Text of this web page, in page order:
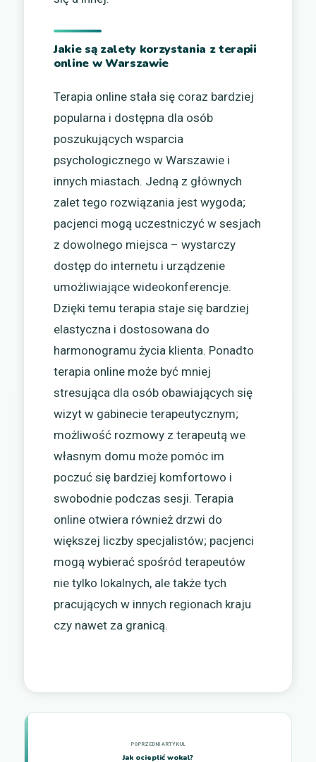
Jakie są zalety korzystania z terapii
online w Warszawie
Terapia online stała się coraz bardziej
popularna i dostępna dla osób
poszukujących wsparcia
psychologicznego w Warszawie i
innych miastach. Jedną z głównych
zalet tego rozwiązania jest wygoda;
pacjenci mogą uczestniczyć w sesjach
z dowolnego miejsca – wystarczy
dostęp do internetu i urządzenie
umożliwiające wideokonferencje.
Dzięki temu terapia staje się bardziej
elastyczna i dostosowana do
harmonogramu życia klienta. Ponadto
terapia online może być mniej
stresująca dla osób obawiających się
wizyt w gabinecie terapeutycznym;
możliwość rozmowy z terapeutą we
własnym domu może pomóc im
poczuć się bardziej komfortowo i
swobodnie podczas sesji. Terapia
online otwiera również drzwi do
większej liczby specjalistów; pacjenci
mogą wybierać spośród terapeutów
nie tylko lokalnych, ale także tych
pracujących w innych regionach kraju
czy nawet za granicą.
Jak ocieplić wokal?